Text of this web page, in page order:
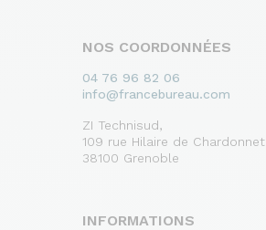
NOS COORDONNÉES
04 76 96 82 06
info@francebureau.com
ZI Technisud,
109 rue Hilaire de Chardonnet
38100 Grenoble
INFORMATIONS